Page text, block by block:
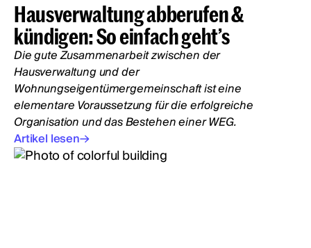
Hausverwaltung abberufen &
kündigen: So einfach geht’s
Die gute Zusammenarbeit zwischen der
Hausverwaltung und der
Wohnungseigentümergemeinschaft ist eine
elementare Voraussetzung für die erfolgreiche
Organisation und das Bestehen einer WEG.
Artikel lesen